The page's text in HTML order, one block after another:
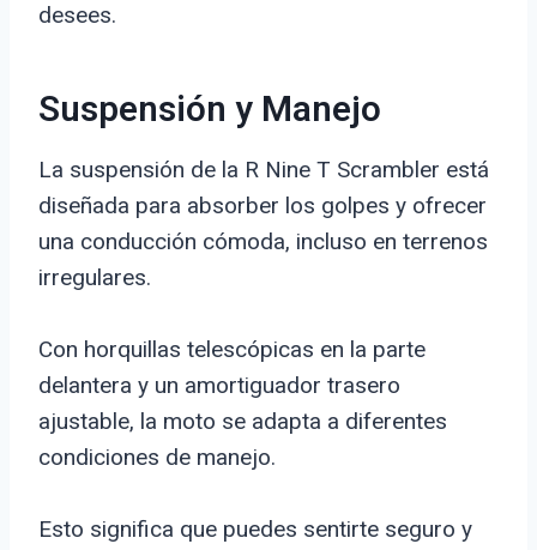
desees.
Suspensión y Manejo
La suspensión de la R Nine T Scrambler está
diseñada para absorber los golpes y ofrecer
una conducción cómoda, incluso en terrenos
irregulares.
Con horquillas telescópicas en la parte
delantera y un amortiguador trasero
ajustable, la moto se adapta a diferentes
condiciones de manejo.
Esto significa que puedes sentirte seguro y